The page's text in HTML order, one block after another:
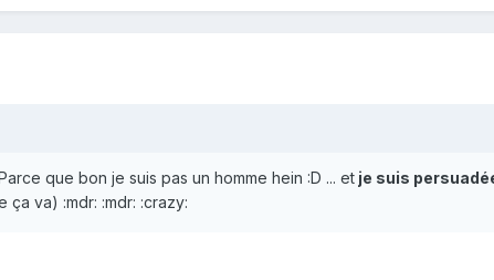
que bon je suis pas un homme hein :D ... et je suis
ça va) :mdr: :mdr: :crazy: